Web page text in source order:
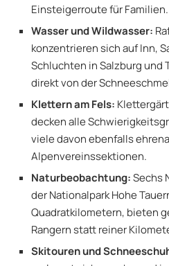
Einsteigerroute für Familien.
Wasser und Wildwasser:
konzentrieren sich auf Inn,
Schluchten in Salzburg und
direkt von der
Klettern am Fels:
decken alle
viele davon ebenfalls
Alpenvereinssektionen.
Naturbeobachtung:Sechs
der Nationalpark Hohe
Quadratkilometern, bieten
Rangern statt reiner
Skitouren und